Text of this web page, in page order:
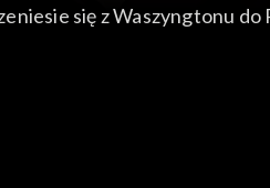
się z Waszyngtonu do